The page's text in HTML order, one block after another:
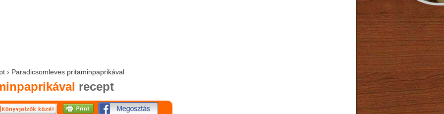
› Paradicsomleves pritaminpaprikával
recept